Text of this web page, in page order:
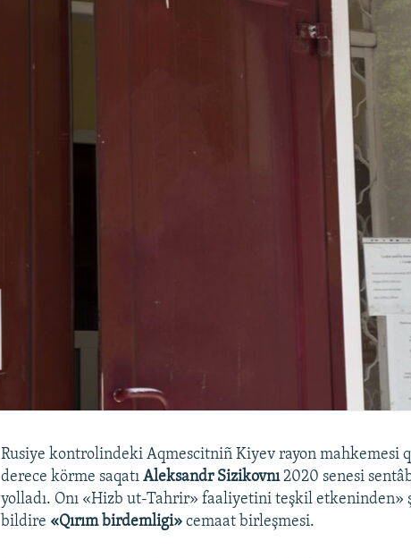
Rusiye kontrolindeki Aqmescitniñ Kiyev rayon mahkemesi
derece körme saqatıAleksandr Sizikovnı2020 senesi
yolladı. Onı «Hizb ut-Tahrir» faaliyetini teşkil etkeninden»
bildire «Qırım birdemligi»cemaat birleşmesi.